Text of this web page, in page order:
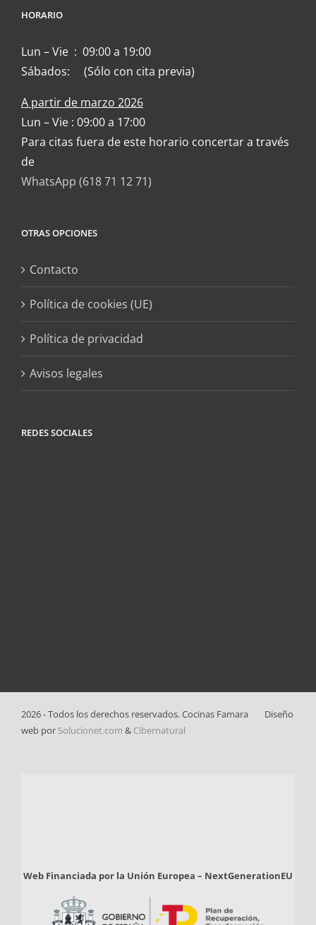
HORARIO
Lun – Vie : 09:00 a 19:00
Sábados: (Sólo con cita previa)
A partir de marzo 2026
Lun – Vie : 09:00 a 17:00
Para citas fuera de este horario concertar a través
de
WhatsApp (618 71 12 71)
OTRAS OPCIONES
Contacto
Política de cookies (UE)
Política de privacidad
Avisos legales
REDES SOCIALES
2026 - Todos los derechos reservados. Cocinas Famara
Diseño
web por Solucionet.com & Cibernatural
Web Financiada por la Unión Europea – NextGenerationEU